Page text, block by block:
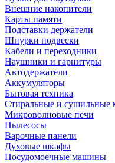
Внешние накопители
Карты памяти
Подставки держатели
Шнурки подвески
Кабели и переходники
Наушники и гарнитуры
Автодержатели
Аккумуляторы
Бытовая техника
Стиральные и
Микроволновые печи
Пылесосы
Варочные панели
Духовые шкафы
Посудомоечные машины